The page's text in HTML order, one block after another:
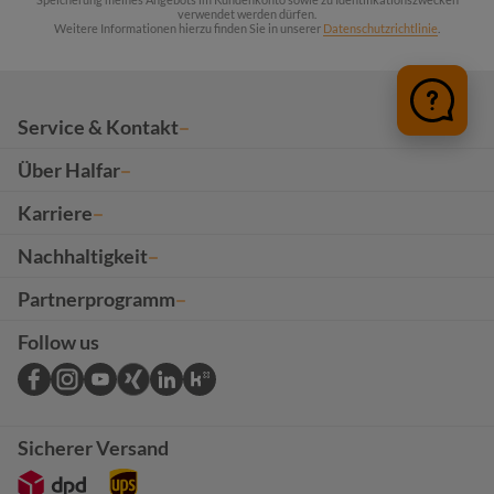
verwendet werden dürfen.
Weitere Informationen hierzu finden Sie in unserer Datenschutzrichtlinie
Service & Kontakt
Über Halfar
Karriere
Nachhaltigkeit
Partnerprogramm
Follow us
Sicherer Versand